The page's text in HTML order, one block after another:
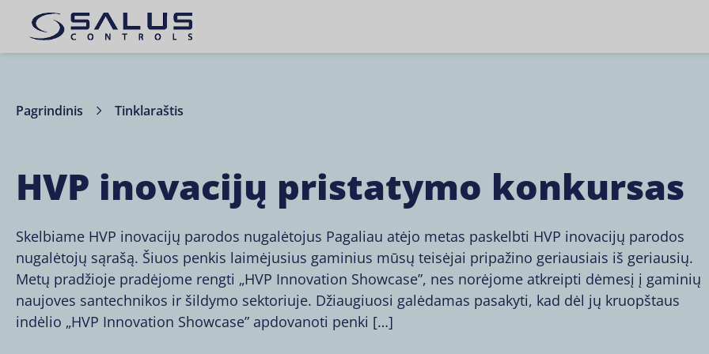
Pagrindinis Tinklaraštis
HVP inovacijų pristatymo konkursas
Skelbiame HVP inovacijų parodos nugalėtojus Pagaliau atėjo metas paskelbti HVP inovacijų parodos
nugalėtojų sąrašą. Šiuos penkis laimėjusius gaminius mūsų teisėjai pripažino geriausiais iš geriausių.
Metų pradžioje pradėjome rengti „HVP Innovation Showcase”, nes norėjome atkreipti dėmesį į gaminių
naujoves santechnikos ir šildymo sektoriuje. Džiaugiuosi galėdamas pasakyti, kad dėl jų kruopštaus
indėlio „HVP Innovation Showcase” apdovanoti penki […]